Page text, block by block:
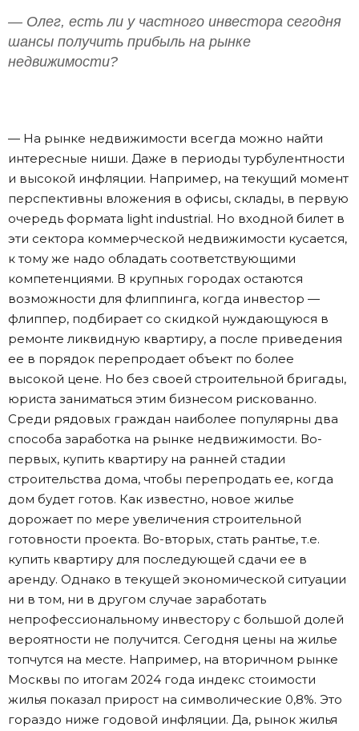
— Олег, есть ли у частного инвестора сегодня
шансы получить прибыль на рынке
недвижимости?
— На рынке недвижимости всегда можно найти
интересные ниши. Даже в периоды турбулентности
и высокой инфляции. Например, на текущий момент
перспективны вложения в офисы, склады, в первую
очередь формата light industrial. Но входной билет в
эти сектора коммерческой недвижимости кусается,
к тому же надо обладать соответствующими
компетенциями. В крупных городах остаются
возможности для флиппинга, когда инвестор —
флиппер, подбирает со скидкой нуждающуюся в
ремонте ликвидную квартиру, а после приведения
ее в порядок перепродает объект по более
высокой цене. Но без своей строительной бригады,
юриста заниматься этим бизнесом рискованно.
Среди рядовых граждан наиболее популярны два
способа заработка на рынке недвижимости. Во-
первых, купить квартиру на ранней стадии
строительства дома, чтобы перепродать ее, когда
дом будет готов. Как известно, новое жилье
дорожает по мере увеличения строительной
готовности проекта. Во-вторых, стать рантье, т.е.
купить квартиру для последующей сдачи ее в
аренду. Однако в текущей экономической ситуации
ни в том, ни в другом случае заработать
непрофессиональному инвестору с большой долей
вероятности не получится. Сегодня цены на жилье
топчутся на месте. Например, на вторичном рынке
Москвы по итогам 2024 года индекс стоимости
жилья показал прирост на символические 0,8%. Это
гораздо ниже годовой инфляции. Да, рынок жилья